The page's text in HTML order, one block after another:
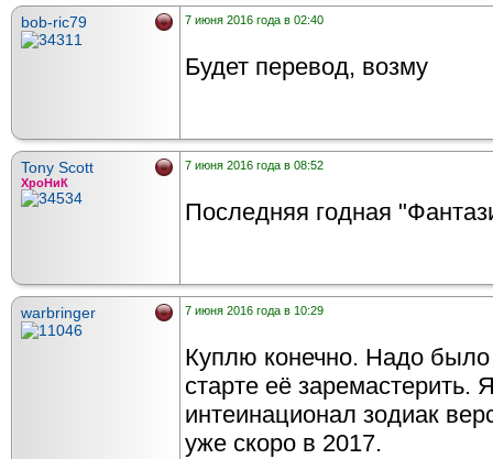
bob-ric79 7 июня 2016 года в 02:40
Будет перевод, возму
Tony Scott
ХроНиК
7 июня 2016 года в 08:52
Последняя годная
warbringer 7 июня 2016 года в 10:29
Куплю конечно. Надо
старте её заремастерить.
интеинационал зодиак
уже скоро в 2017.